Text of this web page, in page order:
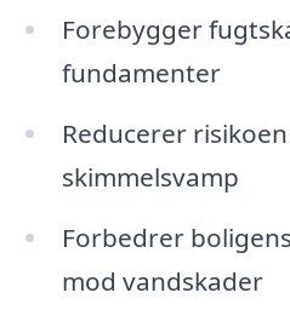
Forebygger
fundamenter
Reducerer
skimmelsvamp
Forbedrer
mod vandskader